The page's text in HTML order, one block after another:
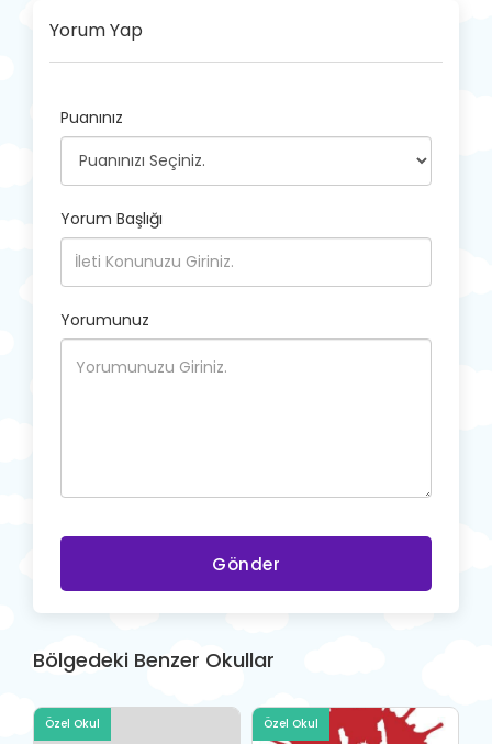
Yorum Yap
Puanınız
Yorum Başlığı
Yorumunuz
Gönder
Bölgedeki Benzer Okullar
Özel Okul Özel Okul